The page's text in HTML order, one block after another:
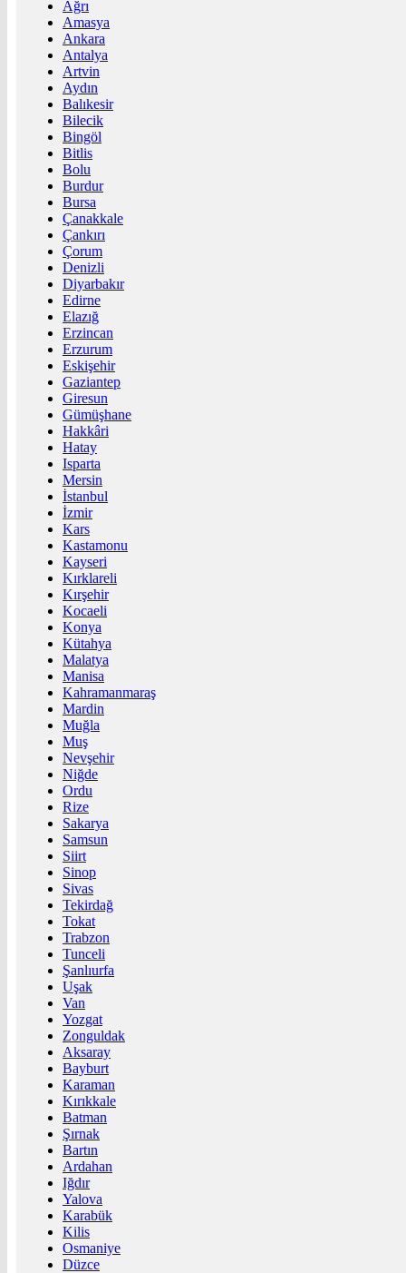
Ağrı
Amasya
Ankara
Antalya
Artvin
Aydın
Balıkesir
Bilecik
Bingöl
Bitlis
Bolu
Burdur
Bursa
Çanakkale
Çankırı
Çorum
Denizli
Diyarbakır
Edirne
Elazığ
Erzincan
Erzurum
Eskişehir
Gaziantep
Giresun
Gümüşhane
Hakkâri
Hatay
Isparta
Mersin
İstanbul
İzmir
Kars
Kastamonu
Kayseri
Kırklareli
Kırşehir
Kocaeli
Konya
Kütahya
Malatya
Manisa
Kahramanmaraş
Mardin
Muğla
Muş
Nevşehir
Niğde
Ordu
Rize
Sakarya
Samsun
Siirt
Sinop
Sivas
Tekirdağ
Tokat
Trabzon
Tunceli
Şanlıurfa
Uşak
Van
Yozgat
Zonguldak
Aksaray
Bayburt
Karaman
Kırıkkale
Batman
Şırnak
Bartın
Ardahan
Iğdır
Yalova
Karabük
Kilis
Osmaniye
Düzce